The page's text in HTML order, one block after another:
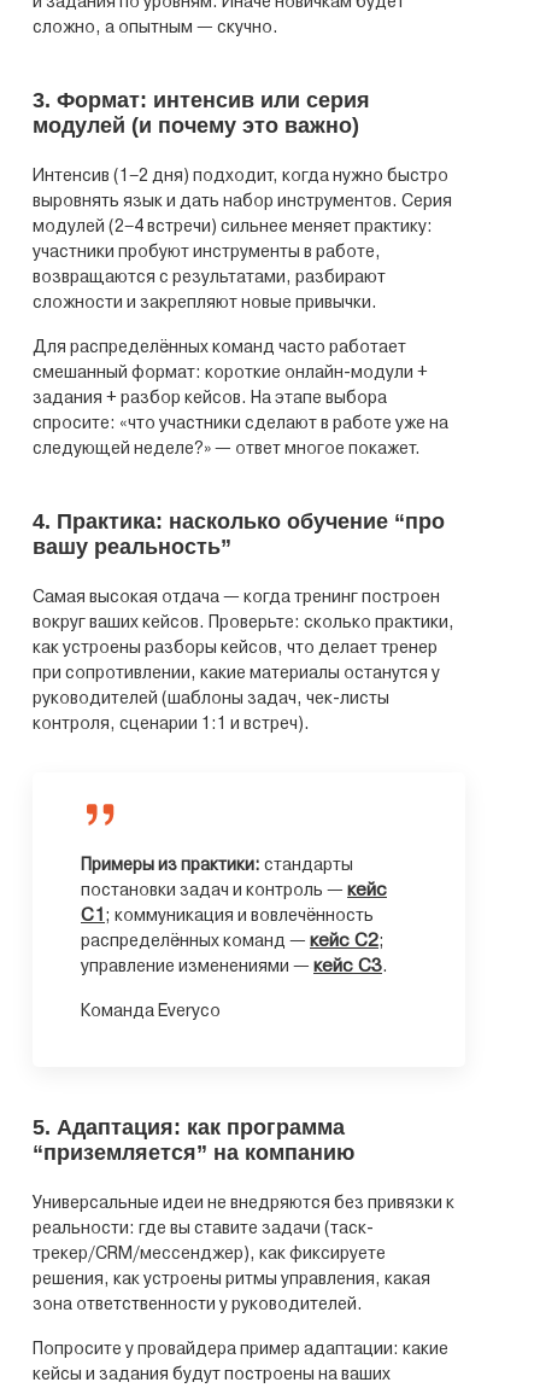
сложно, а опытным — скучно.
3. Формат: интенсив или серия
модулей (и почему это важно)
Интенсив (1–2 дня) подходит, когда нужно быстро
выровнять язык и дать набор инструментов. Серия
модулей (2–4 встречи) сильнее меняет практику:
участники пробуют инструменты в работе,
возвращаются с результатами, разбирают
сложности и закрепляют новые привычки.
Для распределённых команд часто работает
смешанный формат: короткие онлайн-модули +
задания + разбор кейсов. На этапе выбора
спросите: «что участники сделают в работе уже на
следующей неделе?» — ответ многое покажет.
4. Практика: насколько обучение “про
вашу реальность”
Самая высокая отдача — когда тренинг построен
вокруг ваших кейсов. Проверьте: сколько практики,
как устроены разборы кейсов, что делает тренер
при сопротивлении, какие материалы останутся у
руководителей (шаблоны задач, чек-листы
контроля, сценарии 1:1 и встреч).
Примеры из практики: стандарты
постановки задач и контроль — кейс
C1; коммуникация и вовлечённость
распределённых команд — кейс C2;
управление изменениями — кейс C3.
Команда Everyco
5. Адаптация: как программа
“приземляется” на компанию
Универсальные идеи не внедряются без привязки к
реальности: где вы ставите задачи (таск-
трекер/CRM/мессенджер), как фиксируете
решения, как устроены ритмы управления, какая
зона ответственности у руководителей.
Попросите у провайдера пример адаптации: какие
кейсы и задания будут построены на ваших